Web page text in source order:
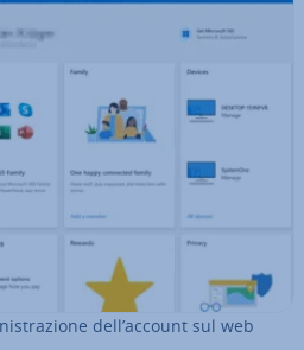
dell’account sul web